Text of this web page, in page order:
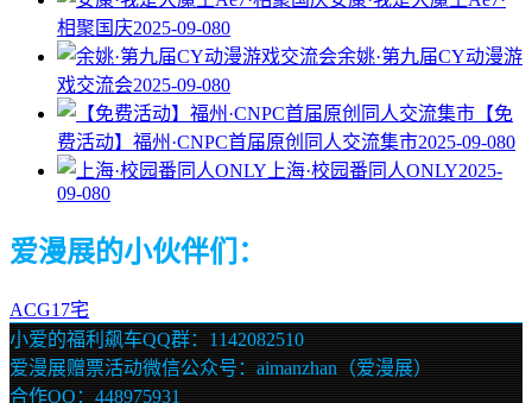
相聚国庆2025-09-080
余姚·第九届CY动漫游
戏交流会2025-09-080
【免
费活动】福州·CNPC首届原创同人交流集市2025-09-080
上海·校园番同人ONLY2025-
09-080
爱漫展的小伙伴们：
ACG17宅
小爱的福利飙车QQ群：1142082510
爱漫展赠票活动微信公众号：aimanzhan（爱漫展）
合作QQ：448975931